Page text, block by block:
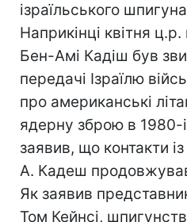
ізраїльського
Наприкінці квітня
Бен-Амі Кадіш був
передачі Ізраїлю
про американські
ядерну зброю в
заявив, що контакти
А. Кадеш
Як заявив
Том Кейнсі,